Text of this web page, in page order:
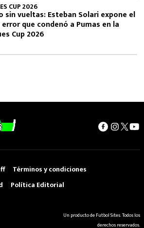
CUP 2026
sin vueltas: Esteban Solari expone el
que condenó a Pumas en la
Cup 2026
Términos y condiciones
Política Editorial
Un producto de Futbol Sites. Todos los
derechos reservados.